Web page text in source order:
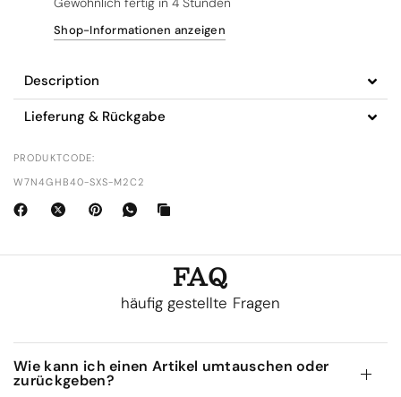
Shop-Informationen anzeigen
Description
Lieferung & Rückgabe
PRODUKTCODE:
W7N4GHB40-SXS-M2C2
FAQ
häufig gestellte Fragen
Wie kann ich einen Artikel umtauschen oder
zurückgeben?